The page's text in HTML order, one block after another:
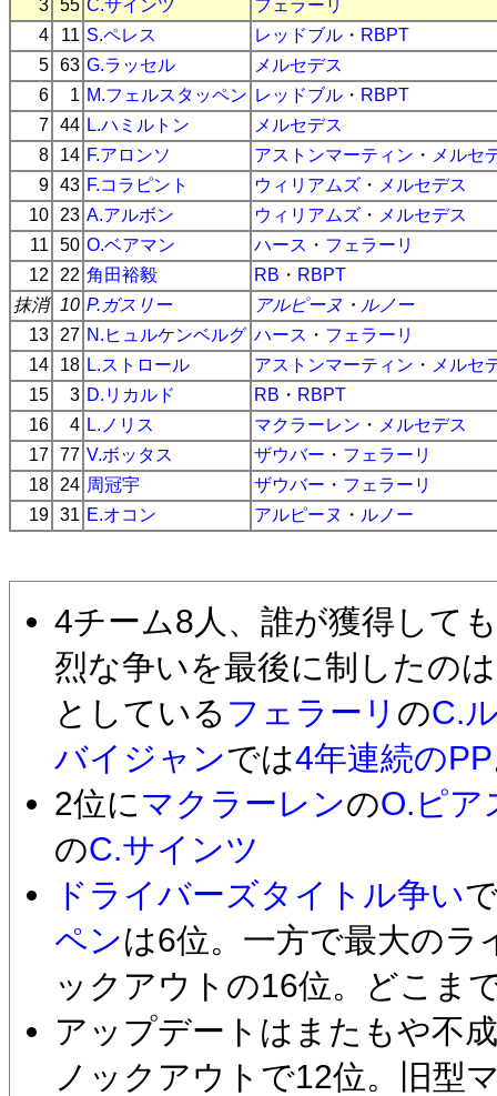
3 55 C.サインツ
フェラーリ
4
11 S.ペレス レッドブル ・ RBPT
5 63 G.ラッセル
メルセデス
6
1 M.フェルスタッペン レッドブル ・ RBPT
7 44 L.ハミルトン
メルセデス
8
14 F.アロンソ アストンマーティン ・ メルセ
9 43 F.コラピント ウィリアムズ ・ メルセデス
10
23 A.アルボン ウィリアムズ ・ メルセデス
11
50 O.ベアマン ハース ・ フェラーリ
12
22 角田裕毅 RB ・ RBPT
抹消
10 P.ガスリー アルピーヌ ・ ルノー
13
27 N.ヒュルケンベルグ ハース ・ フェラーリ
14
18 L.ストロール アストンマーティン ・ メルセ
15
3 D.リカルド RB ・ RBPT
16
4 L.ノリス マクラーレン ・ メルセデス
17 77 V.ボッタス ザウバー ・ フェラーリ
18
24 周冠宇 ザウバー ・ フェラーリ
19 31 E.オコン アルピーヌ ・ ルノー
4チーム8人、誰が獲得して
烈な争いを最後に制したのは
としている フェラーリ のC.
バイジャンでは4年連続のPP
2位に マクラーレンのO.ピア
のC.サインツ
ドライバーズタイトル争い
ペンは6位。一方で最大のラ
ックアウトの16位。どこま
アップデートはまたもや不
ノックアウトで12位。旧型